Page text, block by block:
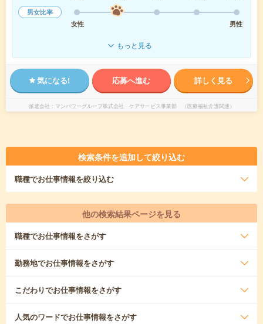
男女比率
女性
男性
もっと見る
気になる! 応募へ進む 詳しく見る
派遣会社 マンパワーグループ株式会社 ケアサービス事業部 （医療福祉介護関連）
検索条件を追加して絞り込む
職種でお仕事情報を絞り込む
他の検索結果ページを見る
職種でお仕事情報をさがす
勤務地でお仕事情報をさがす
こだわりでお仕事情報をさがす
人気のワードでお仕事情報をさがす